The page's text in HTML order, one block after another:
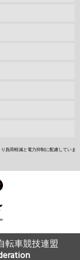
負荷軽減と電力抑制に配慮していま
車競技連盟